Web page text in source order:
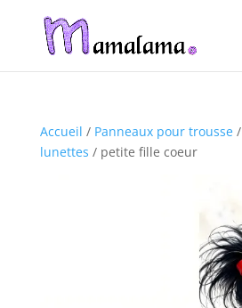
Accueil / Panneaux pour trousse/
lunettes / petite fille coeur